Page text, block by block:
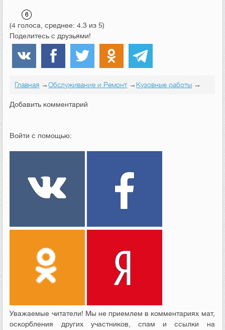
(4 голоса, среднее: 4.3 из 5)
Поделитесь с друзьями!
Главная →Обслуживание и Ремонт→Кузовные работы →
Добавить комментарий
Войти с помощью:
Уважаемые читатели! Мы не приемлем в комментариях мат,
оскорбления других участников, спам и ссылки на